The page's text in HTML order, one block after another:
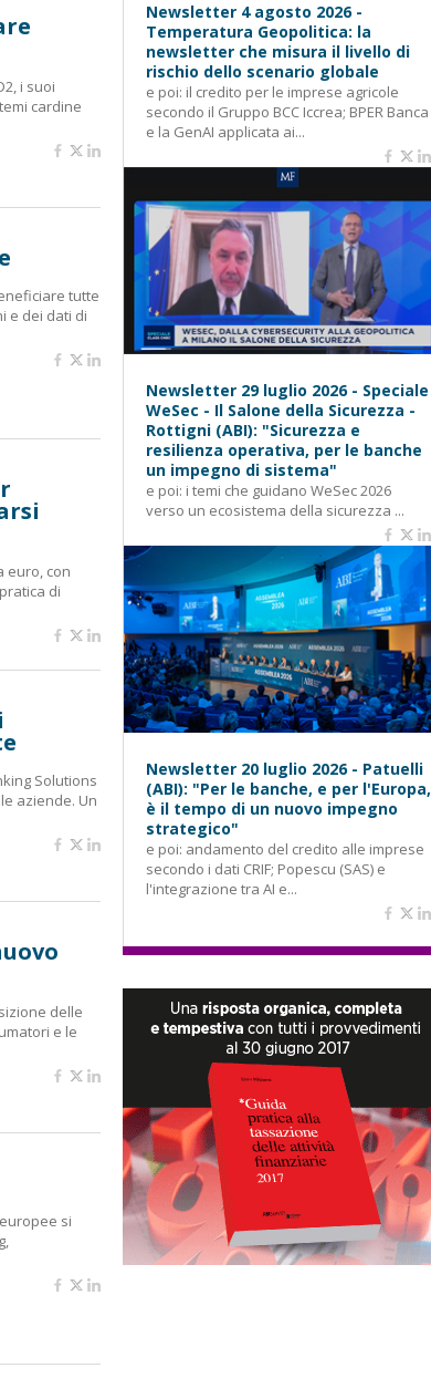
i suoi
cardine
tutte
e dei dati di
euro, con
di
Solutions
aziende. Un
delle
e le
si
Newsletter 4 agosto 2026 -
Temperatura Geopolitica: la
newsletter che misura il livello di
rischio dello scenario globale
e poi: il credito per le imprese agricole
secondo il Gruppo BCC Iccrea; BPER Banca
e la GenAI applicata ai...
Newsletter 29 luglio 2026 - Speciale
WeSec - Il Salone della Sicurezza -
Rottigni (ABI): "Sicurezza e
resilienza operativa, per le banche
un impegno di sistema"
e poi: i temi che guidano WeSec 2026
verso un ecosistema della sicurezza ...
Newsletter 20 luglio 2026 - Patuelli
(ABI): "Per le banche, e per l'Europa,
è il tempo di un nuovo impegno
strategico"
e poi: andamento del credito alle imprese
secondo i dati CRIF; Popescu (SAS) e
l'integrazione tra AI e...